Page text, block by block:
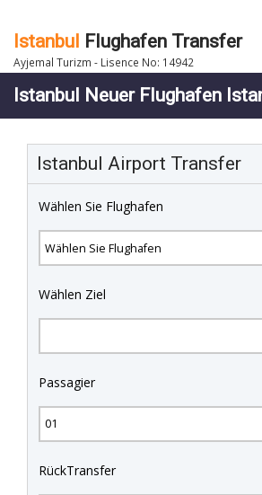
Istanbul Flughafen Transfer
Ayjemal Turizm - Lisence No: 14942
Istanbul Neuer Flughafen
Istanbul Airport Transfer
Wählen Sie Flughafen
Wählen Ziel
Passagier
RückTransfer